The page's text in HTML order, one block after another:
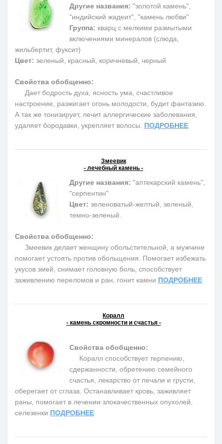
Другие названия: "золотой камень",
"индийский жадеит", "камень любви"
Группа: кварц с мелкими размытыми
включениями минералов (слюда,
жильбертит, фуксит)
Цвет: зеленый, красный, коричневый, черный
Свойства обобщенно:
Дает бодрость духа, ясность ума, счастливое
настроение, разжигает огонь молодости, будит фантазию.
А так же тонизирует, лечит аллергические заболевания,
удаляет бородавки, укрепляет волосы. ПОДРОБНЕЕ
Змеевик
- лечебный камень -
Другие названия: "аптекарский камень",
"серпентин"
Цвет: зеленоватый-желтый, зеленый,
темно-зеленый.
Свойства обобщенно:
Змеевик делает женщину обольстительной, а мужчине
помогает устоять против обольщения. Помогает избежать
укусов змей, снимает головную боль, способствует
заживлению переломов и ран, гонит камни ПОДРОБНЕЕ
Коралл
- камень скромности и счастья -
Свойства обобщенно:
Коралл способствует терпению,
сдержанности, обретению семейного
счастья, лекарство от печали и грусти,
оберегает от сглаза. Останавливает кровь, заживляет
раны, помогает в лечении злокачественных опухолей,
селезенки ПОДРОБНЕЕ